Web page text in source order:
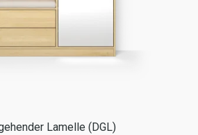
Lamelle (DGL)